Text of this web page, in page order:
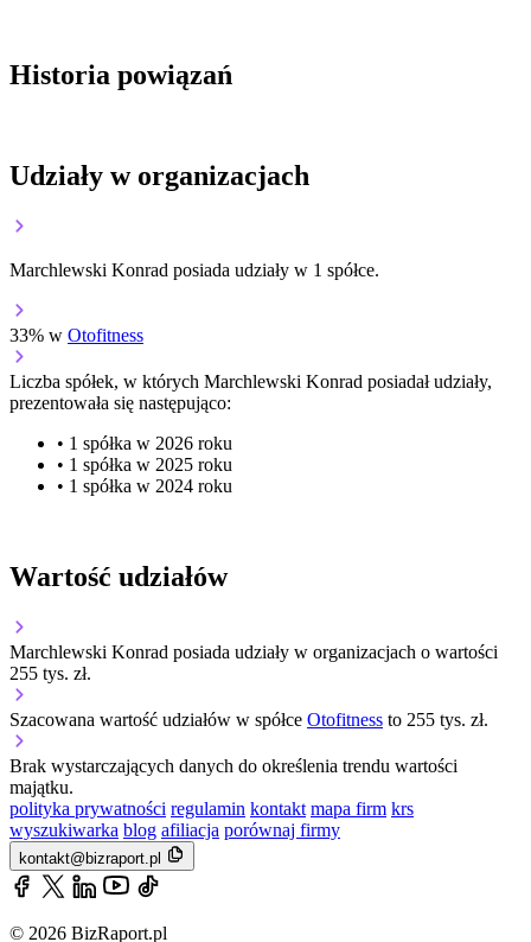
Historia powiązań
Udziały w organizacjach
Marchlewski Konrad posiada udziały w 1 spółce.
33% w Otofitness
Liczba spółek, w których Marchlewski Konrad posiadał udziały,
prezentowała się następująco:
• 1 spółka w 2026 roku
• 1 spółka w 2025 roku
• 1 spółka w 2024 roku
Wartość udziałów
Marchlewski Konrad posiada udziały w organizacjach o wartości
255 tys. zł.
Szacowana wartość udziałów w spółce Otofitness to 255 tys. zł.
Brak wystarczających danych do określenia trendu wartości
majątku.
polityka prywatności regulamin kontakt mapa firm krs
wyszukiwarka blog afiliacja porównaj firmy
kontakt@bizraport.pl
© 2026 BizRaport.pl